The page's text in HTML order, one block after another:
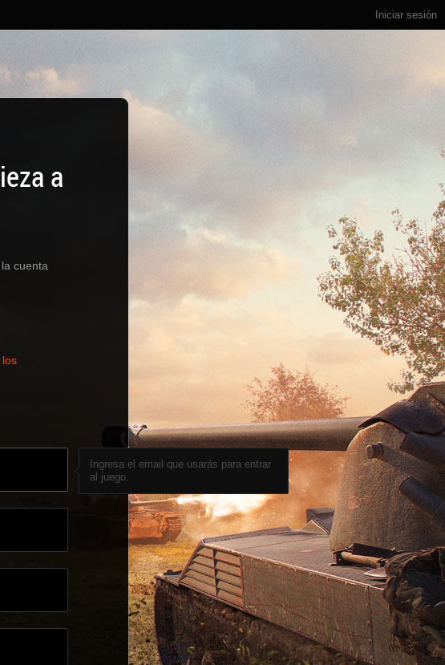
Iniciar sesión
a
cuenta
los
Ingresa el email que usarás para entrar
al juego.